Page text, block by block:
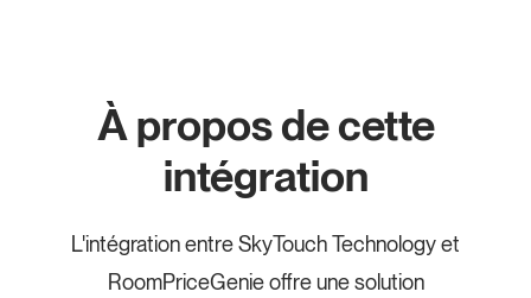
À propos de cette
intégration
L'intégration entre SkyTouch Technology et
RoomPriceGenie offre une solution